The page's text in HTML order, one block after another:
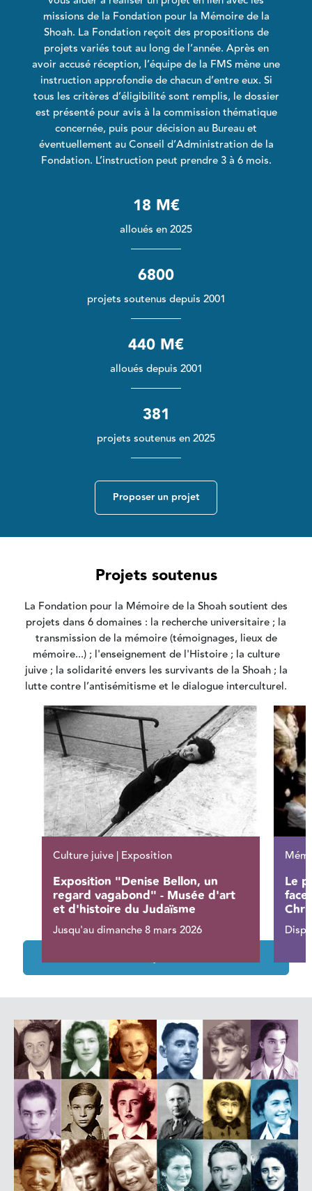
missions de la Fondation pour la Mémoire de la
Shoah. La Fondation reçoit des propositions de
projets variés tout au long de l’année. Après en
avoir accusé réception, l’équipe de la FMS mène une
instruction approfondie de chacun d’entre eux. Si
tous les critères d’éligibilité sont remplis, le dossier
est présenté pour avis à la commission thématique
concernée, puis pour décision au Bureau et
éventuellement au Conseil d’Administration de la
Fondation. L’instruction peut prendre 3 à 6 mois.
18 M€
alloués en 2025
6800
projets soutenus depuis 2001
440 M€
alloués depuis 2001
381
projets soutenus en 2025
Proposer un projet
Projets soutenus
La Fondation pour la Mémoire de la Shoah soutient des
projets dans 6 domaines : la recherche universitaire ; la
transmission de la mémoire (témoignages, lieux de
mémoire...) ; l'enseignement de l'Histoire ; la culture
juive ; la solidarité envers les survivants de la Shoah ; la
lutte contre l’antisémitisme et le dialogue interculturel.
Culture juive | Exposition
Exposition "Denise Bellon, un
regard vagabond" - Musée d'art
et d'histoire du Judaïsme
Jusqu'au dimanche 8 mars 2026
Le
face